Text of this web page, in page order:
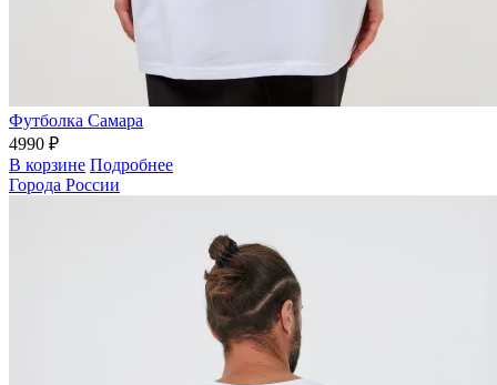
Футболка Самара
4990 ₽
В корзине Подробнее
Города России